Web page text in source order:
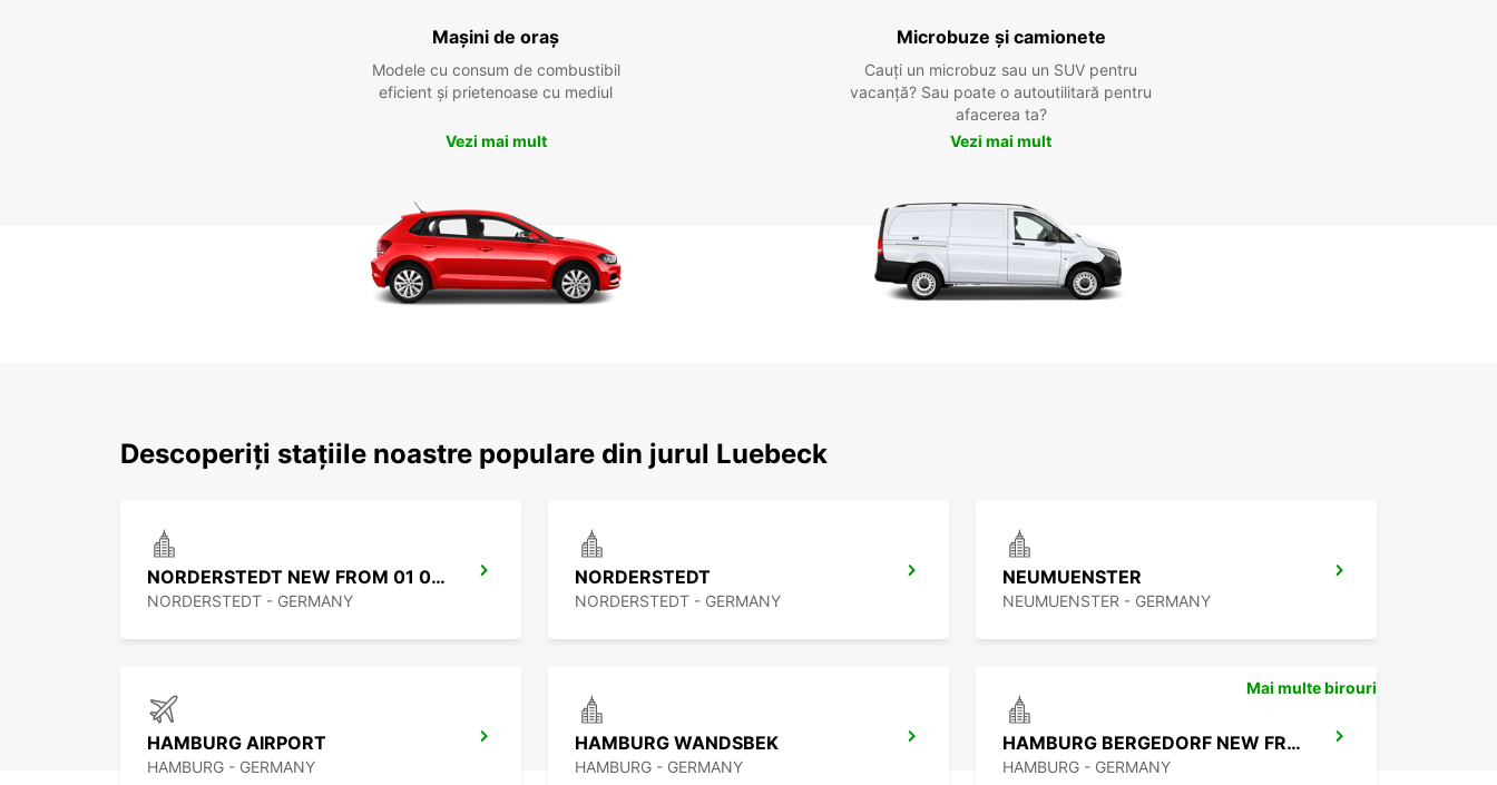
Mașini de oraș
Modele cu consum de combustibil
eficient și prietenoase cu mediul
Vezi mai mult
Microbuze și camionete
Cauți un microbuz sau un SUV pentru
vacanță? Sau poate o autoutilitară pentru
afacerea ta?
Vezi mai mult
Descoperiți stațiile noastre populare din jurul Luebeck
NORDERSTEDT NEW FROM 01 01 2027
NORDERSTEDT - GERMANY
NORDERSTEDT
NORDERSTEDT - GERMANY
NEUMUENSTER
NEUMUENSTER - GERMANY
HAMBURG AIRPORT
HAMBURG - GERMANY
HAMBURG WANDSBEK
HAMBURG - GERMANY
HAMBURG BERGEDORF NEW FROM 1 10 26
HAMBURG - GERMANY
Mai multe birouri